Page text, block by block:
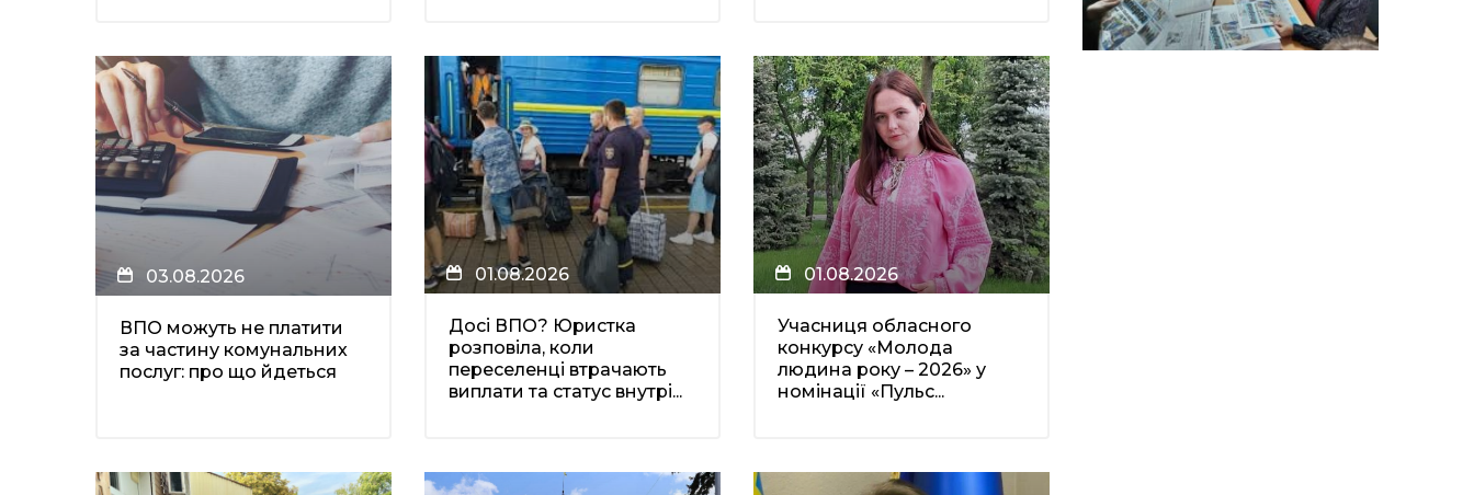
03.08.2026
ВПО можуть не платити
за частину комунальних
послуг: про що йдеться
01.08.2026
Досі ВПО? Юристка
розповіла, коли
переселенці втрачають
виплати та статус внутрі...
01.08.2026
Учасниця обласного
конкурсу «Молода
людина року – 2026» у
номінації «Пульс...
14:04
01 сер
Учасниця обласного
конкурсу «Молода